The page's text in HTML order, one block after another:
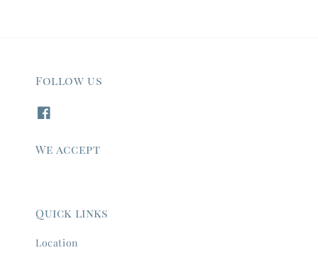
Follow us
We accept
Quick links
Location